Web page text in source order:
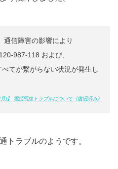
通信障害の影響により
987-118 および、
てが繋がらない状況が発生し
)】 電話回線トラブルについて《復旧済み》
トラブルのようです。